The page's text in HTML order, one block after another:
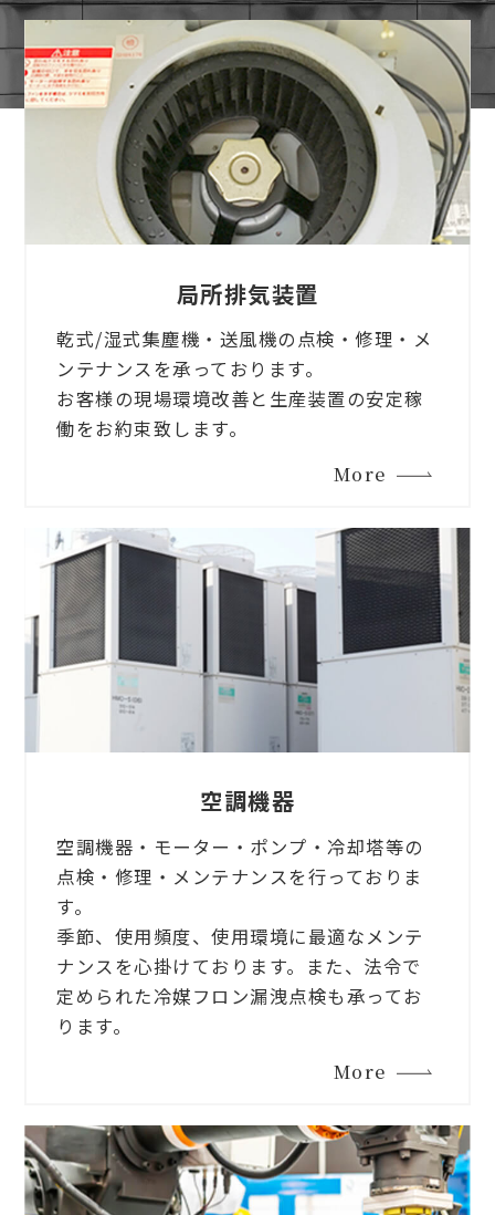
局所排気装置
乾式/湿式集塵機・送風機の点検・修理・メ
ンテナンスを承っております。
お客様の現場環境改善と生産装置の安定稼
働をお約束致します。
More
空調機器
空調機器・モーター・ポンプ・冷却塔等の
点検・修理・メンテナンスを行っておりま
す。
季節、使用頻度、使用環境に最適なメンテ
ナンスを心掛けております。また、法令で
定められた冷媒フロン漏洩点検も承ってお
ります。
More